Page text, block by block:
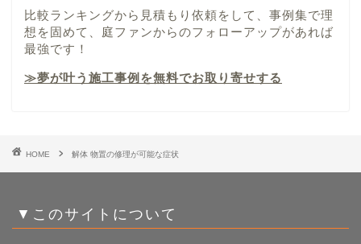
比較ランキングから見積もり依頼をして、事例集で理
想を固めて、庭ファンからのフォローアップがあれば
最強です！
≫夢が叶う施工事例を無料でお取り寄せする
HOME 解体 物置の修理が可能な症状
▼このサイトについて